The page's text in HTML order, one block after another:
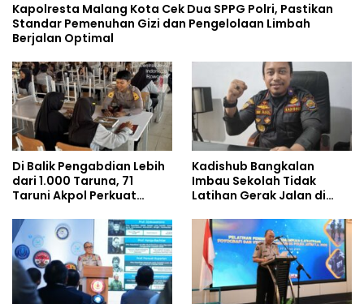
Kapolresta Malang Kota Cek Dua SPPG Polri, Pastikan
Standar Pemenuhan Gizi dan Pengelolaan Limbah
Berjalan Optimal
Di Balik Pengabdian Lebih
dari 1.000 Taruna, 71
Taruni Akpol Perkuat
Siswa Sekolah Rakyat
Kadishub Bangkalan
Imbau Sekolah Tidak
Latihan Gerak Jalan di